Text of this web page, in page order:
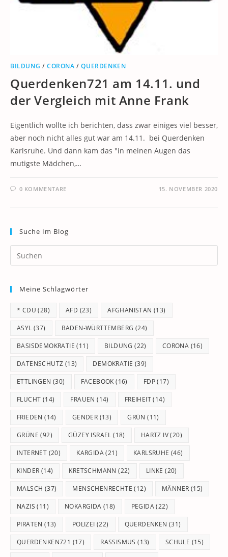
BILDUNG /CORONA /QUERDENKEN
Querdenken721 am 14.11. und
der Vergleich mit Anne Frank
Eigentlich wollte ich berichten, dass zwar einiges viel besser,
aber noch nicht alles gut war am 14.11. bei Querdenken
Karlsruhe. Und dann kam das "in meinen Augen das
mutigste Mädchen,…
0 KOMMENTARE 15. NOVEMBER 2020
Suche Im Blog
Meine Schlagwörter
* CDU (28) AFD (23) AFGHANISTAN (13)
ASYL (37) BADEN-WÜRTTEMBERG (24)
BASISDEMOKRATIE (11) BILDUNG (22) CORONA (16)
DATENSCHUTZ (13) DEMOKRATIE (39)
ETTLINGEN (30) FACEBOOK (16) FDP(17)
FLUCHT (14) FRAUEN (14) FREIHEIT(14)
FRIEDEN (14) GENDER (13) GRÜN (11)
GRÜNE (92) GÜZEY ISRAEL (18) HARTZ IV(20)
INTERNET (20) KARGIDA(21) KARLSRUHE (46)
KINDER (14) KRETSCHMANN (22) LINKE (20)
MALSCH (37) MENSCHENRECHTE (12) MÄNNER (15)
NAZIS (11) NOKARGIDA (18) PEGIDA(22)
PIRATEN (13) POLIZEI (22) QUERDENKEN (31)
QUERDENKEN721 (17) RASSISMUS (13) SCHULE (15)